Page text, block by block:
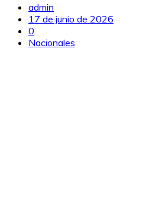
admin
17 de junio de 2026
0
Nacionales